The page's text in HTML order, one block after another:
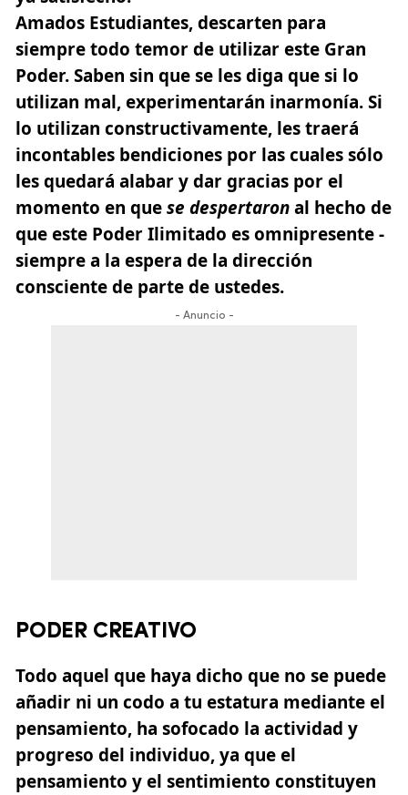
Amados Estudiantes, descarten para
siempre todo temor de utilizar este Gran
Poder. Saben sin que se les diga que si lo
utilizan mal, experimentarán inarmonía. Si
lo utilizan constructivamente, les traerá
incontables bendiciones por las cuales sólo
les quedará alabar y dar gracias por el
momento en quese despertaronal hecho de
que este Poder Ilimitado es omnipresente -
siempre a la espera de la dirección
consciente de parte de ustedes.
- Anuncio -
PODER CREATIVO
Todo aquel que haya dicho que no se puede
añadir ni un codo a tu estatura mediante el
pensamiento, ha sofocado la actividad y
progreso del individuo, ya que el
pensamiento y el sentimiento constituyen